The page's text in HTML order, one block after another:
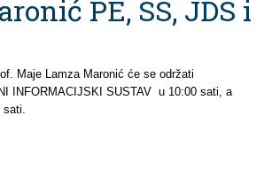
PE, SS, JDS i
Maje Lamza Maronić će se održati
INFORMACIJSKI SUSTAV u 10:00 sati, a
sati.